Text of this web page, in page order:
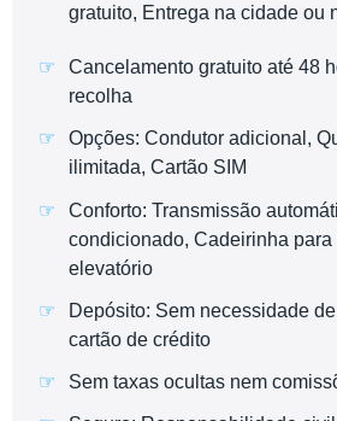
gratuito, Entrega na cidade ou
Cancelamento gratuito até 48
recolha
Opções: Condutor adicional,
ilimitada, Cartão SIM
Conforto: Transmissão
condicionado, Cadeirinha para
elevatório
Depósito: Sem necessidade
cartão de crédito
Sem taxas ocultas nem